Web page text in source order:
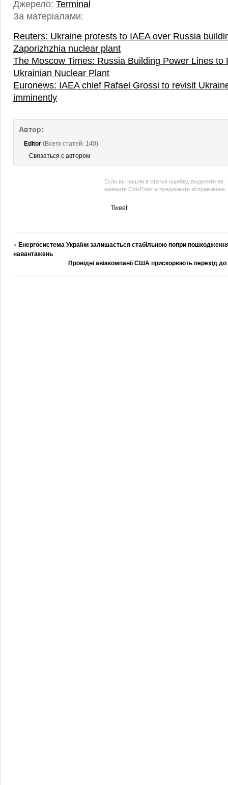
Джерело: Terminal
За матеріалами:
Reuters: Ukraine protests to IAEA over Russia
Zaporizhzhia nuclear plant
The Moscow Times: Russia Building Power Lines to
Ukrainian Nuclear Plant
Euronews: IAEA chief Rafael Grossi to revisit
imminently
Автор:
Editor (Всего статей: 140)
Связаться с автором
Если вы нашли в статье ошибку, выделите ее,
нажмите Ctrl+Enter и предложите исправление
Tweet
« Енергосистема України залишається стабільною попри пошкодження
навантажень
Провідні авіакомпанії США прискорюють перехід до